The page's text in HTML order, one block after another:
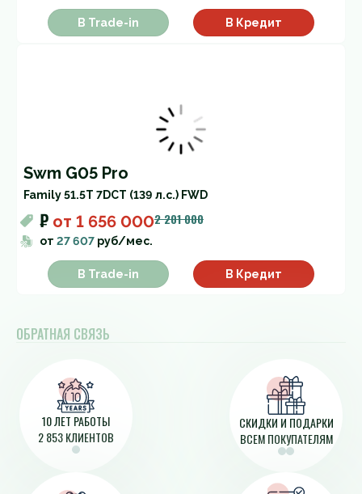
В Trade-in В Кредит
Swm G05 Pro
Family 51.5T 7DCT (139 л.с.) FWD
₽ от 1 656 0002 201 000
от 27 607 руб/мес.
В Trade-in В Кредит
ОБРАТНАЯ СВЯЗЬ
10 ЛЕТ РАБОТЫ
2 853 КЛИЕНТОВ
СКИДКИ И ПОДАРКИ
ВСЕМ ПОКУПАТЕЛЯМ